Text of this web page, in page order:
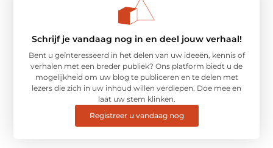
Schrijf je vandaag nog in en deel jouw verhaal!
Bent u geïnteresseerd in het delen van uw ideeën, kennis of
verhalen met een breder publiek? Ons platform biedt u de
mogelijkheid om uw blog te publiceren en te delen met
lezers die zich in uw inhoud willen verdiepen. Doe mee en
laat uw stem klinken.
Registreer u vandaag nog